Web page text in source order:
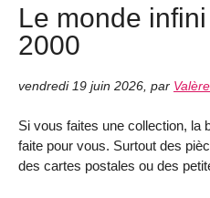
Le monde
2000
vendredi 19 juin 2026 par
Si vous faites une collection, la
faite pour vous. Surtout des
des cartes postales ou des